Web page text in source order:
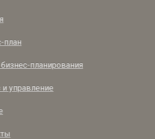
план
планирования
и управление